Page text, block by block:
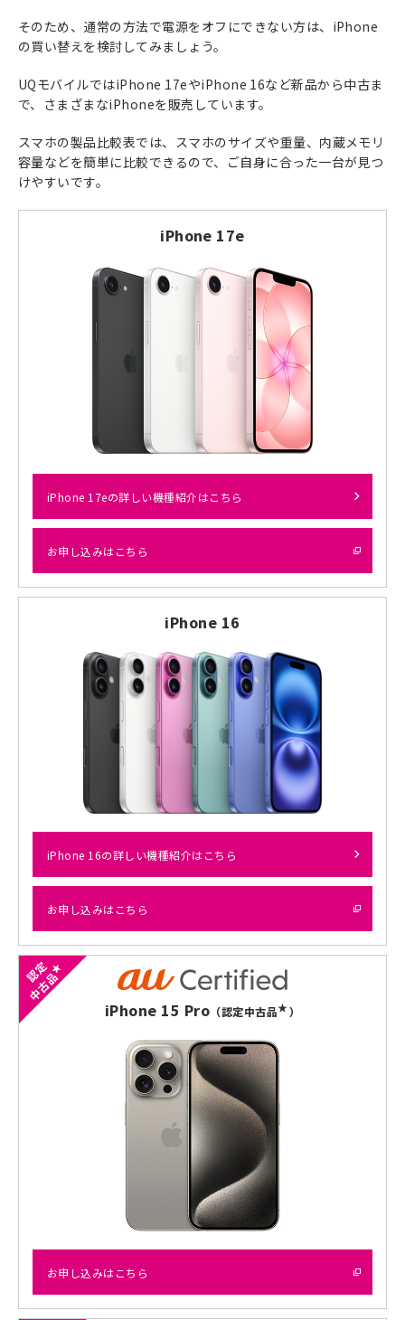
そのため、通常の方法で電源をオフにできない方は、iPhone
の買い替えを検討してみましょう。
UQモバイルではiPhone 17eやiPhone 16など新品から中古ま
で、さまざまなiPhoneを販売しています。
スマホの製品比較表では、スマホのサイズや重量、内蔵メモリ
容量などを簡単に比較できるので、ご自身に合った一台が見つ
けやすいです。
iPhone 17e
iPhone 17eの詳しい機種紹介はこちら
お申し込みはこちら
iPhone 16
iPhone 16の詳しい機種紹介はこちら
お申し込みはこちら
認定
中古品
★
iPhone 15 Pro （認定中古品★）
お申し込みはこちら